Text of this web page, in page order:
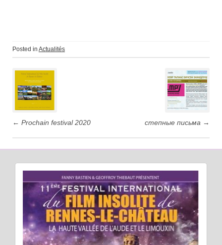
Posted in Actualités
← Prochain festival 2020 степные письма →